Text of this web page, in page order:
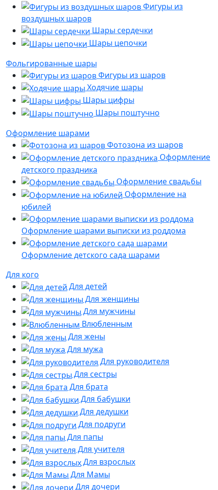
Фигуры из
воздушных шаров
Шары сердечки
Шары цепочки
Фольгированные шары
Фигуры из шаров
Ходячие шары
Шары цифры
Шары поштучно
Оформление шарами
Фотозона из шаров
Оформление
детского праздника
Оформление свадьбы
Оформление на
юбилей
Оформление шарами выписки из роддома
Оформление детского сада шарами
Для кого
Для детей
Для женщины
Для мужчины
Влюбленным
Для жены
Для мужа
Для руководителя
Для сестры
Для брата
Для бабушки
Для дедушки
Для подруги
Для папы
Для учителя
Для взрослых
Для Мамы
Для дочери